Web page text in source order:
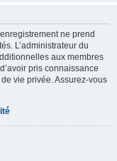
ne prend
L’administrateur du
aux membres
pris connaissance
vie privée. Assurez-vous